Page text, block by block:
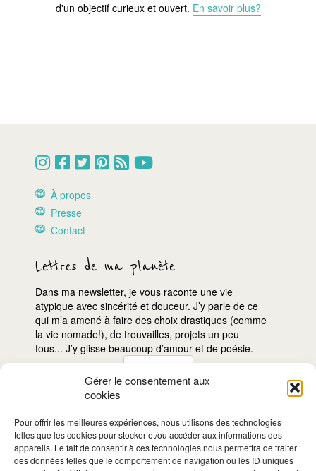
Gérer le consentement aux
cookies
Pour offrir les meilleures expériences, nous utilisons des technologies
telles que les cookies pour stocker et/ou accéder aux informations des
appareils. Le fait de consentir à ces technologies nous permettra de traiter
des données telles que le comportement de navigation ou les ID uniques
d'un objectif curieux et ouvert. En savoir plus?
À propos
Presse
Contact
Lettres de ma planète
Dans ma newsletter, je vous raconte une vie
atypique avec sincérité et douceur. J’y parle de ce
qui m’a amené à faire des choix drastiques (comme
la vie nomade!), de trouvailles, projets un peu
fous... J’y glisse beaucoup d’amour et de poésie.
m'inscris!